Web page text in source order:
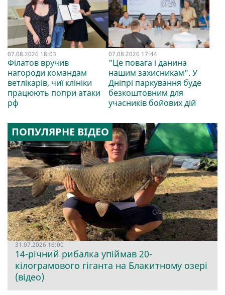
07.08.2026 18:03
Філатов вручив
нагороди командам
ветлікарів, чиї клініки
працюють попри атаки
рф
07.08.2026 17:44
"Це повага і данина
нашим захисникам". У
Дніпрі паркування буде
безкоштовним для
учасників бойових дій
ПОПУЛЯРНЕ ВІДЕО
31.07.2026 16:00
14-річний рибалка упіймав 20-
кілограмового гіганта на Блакитному озері
(відео)